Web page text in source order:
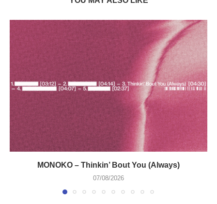
MONOKO – Thinkin’ Bout You (Always)
07/08/2026